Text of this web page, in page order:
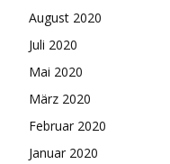
August 2020
Juli 2020
Mai 2020
März 2020
Februar 2020
Januar 2020